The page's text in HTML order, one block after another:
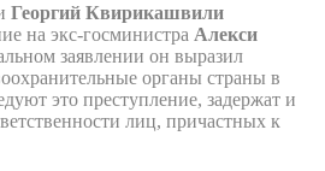
Георгий Квирикашвили
на экс-госминистра Алекси
заявлении он выразил
органы страны в
это преступление, задержат и
лиц, причастных к